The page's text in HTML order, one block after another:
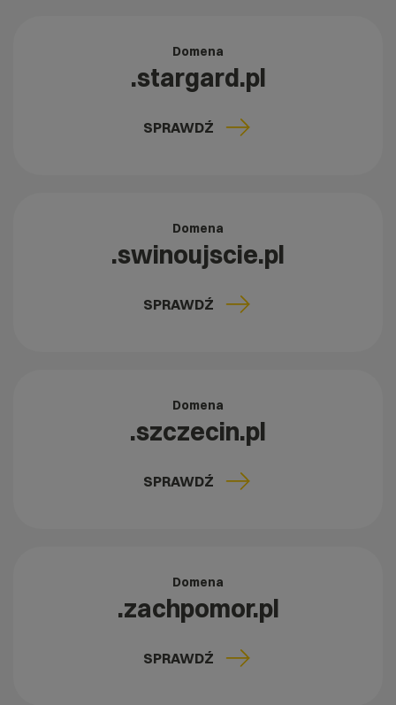
Domena
.stargard.pl
SPRAWDŹ
Domena
.swinoujscie.pl
SPRAWDŹ
Domena
.szczecin.pl
SPRAWDŹ
Domena
.zachpomor.pl
SPRAWDŹ